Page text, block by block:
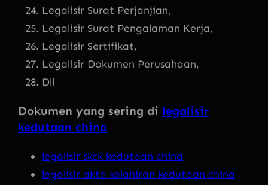
Legalisir Surat Perjanjian,
Legalisir Surat Pengalaman Kerja,
Legalisir Sertifikat,
Legalisir Dokumen Perusahaan,
Dll
Dokumen yang sering di legalisir
kedutaan china
legalisir skck kedutaan china
legalisir akta kelahiran kedutaan china